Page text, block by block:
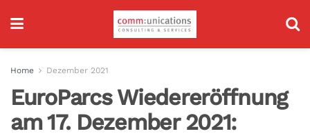
Home Dezember 2021
EuroParcs Wiedereröffnung
am 17. Dezember 2021: